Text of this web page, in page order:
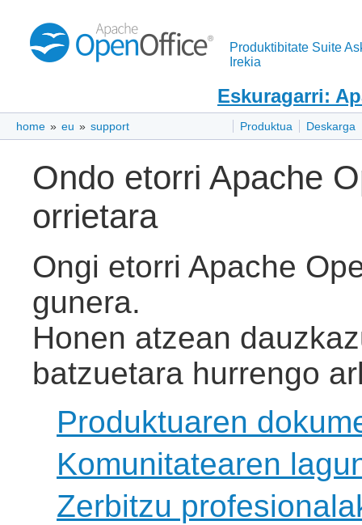
Produktibitate Suite
Irekia
Eskuragarri:
Produktua Deskarga
home » eu » support
Ondo etorri Apache
orrietara
Ongi etorri Apache
gunera.
Honen atzean
batzuetara hurrengo
Produktuaren
Komunitatearen
Zerbitzu